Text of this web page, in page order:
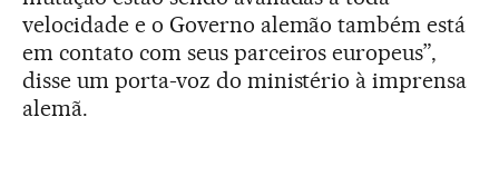
velocidade e o Governo alemão também está
em contato com seus parceiros europeus”,
disse um porta-voz do ministério à imprensa
alemã.